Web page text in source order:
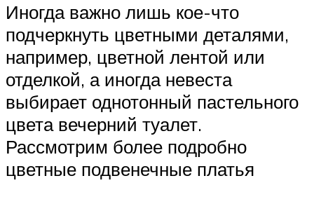
Иногда важно лишь кое-что
подчеркнуть цветными деталями,
например, цветной лентой или
отделкой, а иногда невеста
выбирает однотонный пастельного
цвета вечерний туалет.
Рассмотрим более подробно
цветные подвенечные платья